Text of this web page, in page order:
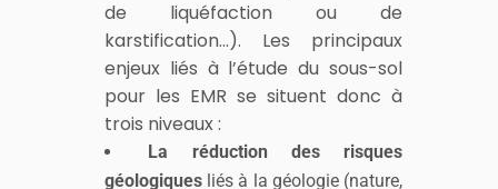
de liquéfaction ou de
karstification…). Les principaux
enjeux liés à l’étude du sous-sol
pour les EMR se situent donc à
trois niveaux :
La réduction des risques
géologiques liés à la géologie (nature,